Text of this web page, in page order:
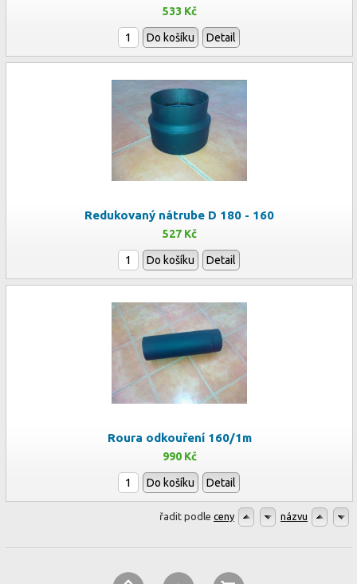
533 Kč
Do košíku Detail
Redukovaný nátrube D 180 - 160
527 Kč
Do košíku Detail
Roura odkouření 160/1m
990 Kč
Do košíku Detail
řadit podle ceny názvu